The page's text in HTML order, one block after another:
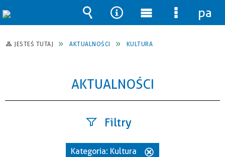
JESTEŚ TUTAJ AKTUALNOŚCI KULTURA
AKTUALNOŚCI
Filtry
Szukana
Kategoria: Kultura
Wyszukiwarka
Narzędzia
Menu
główne
Menu